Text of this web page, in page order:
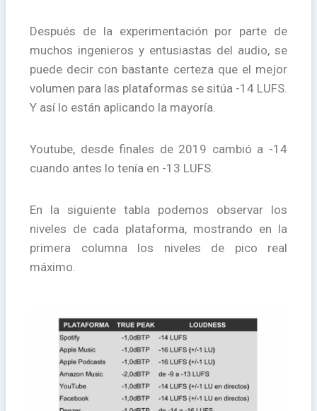
Después de la experimentación por parte de
muchos ingenieros y entusiastas del audio, se
puede decir con bastante certeza que el mejor
volumen para las plataformas se sitúa -14 LUFS.
Y así lo están aplicando la mayoría.
Youtube, desde finales de 2019 cambió a -14
cuando antes lo tenía en -13 LUFS.
En la siguiente tabla podemos observar los
niveles de cada plataforma, mostrando en la
primera columna los niveles de pico real
máximo.